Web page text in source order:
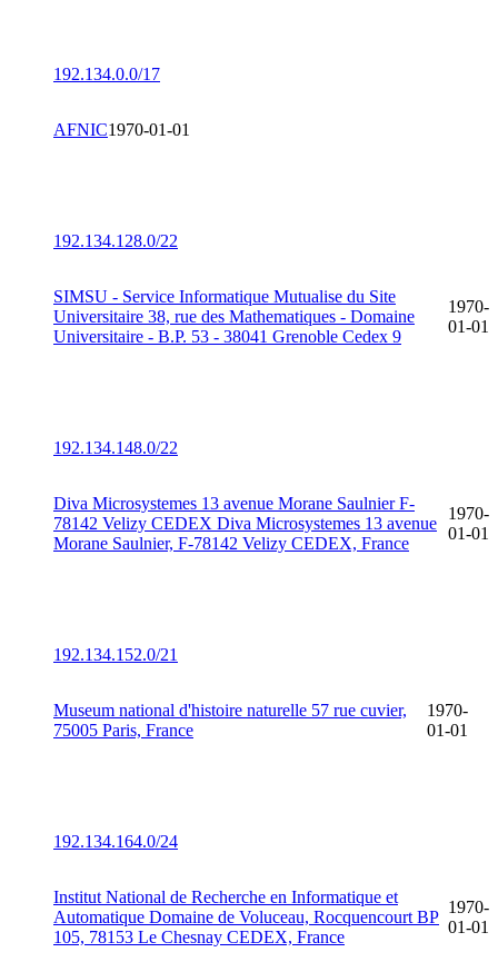
192.134.0.0/17
AFNIC1970-01-01
192.134.128.0/22
SIMSU - Service Informatique Mutualise du Site
Universitaire 38, rue des Mathematiques - Domaine
Universitaire - B.P. 53 - 38041 Grenoble Cedex 9
1970-
01-01
192.134.148.0/22
Diva Microsystemes 13 avenue Morane Saulnier F-
78142 Velizy CEDEX Diva Microsystemes 13 avenue
Morane Saulnier, F-78142 Velizy CEDEX, France
1970-
01-01
192.134.152.0/21
Museum national d'histoire naturelle 57 rue cuvier,
75005 Paris, France
1970-
01-01
192.134.164.0/24
Institut National de Recherche en Informatique et
Automatique Domaine de Voluceau, Rocquencourt BP
105, 78153 Le Chesnay CEDEX, France
1970-
01-01